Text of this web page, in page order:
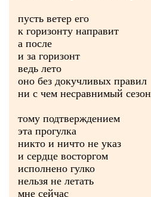
пусть ветер его
к горизонту направит
а после
и за горизонт
ведь лето
оно без докучливых правил
ни с чем несравнимый сезон
тому подтверждением
эта прогулка
никто и ничто не указ
и сердце восторгом
исполнено гулко
нельзя не летать
мне сейчас